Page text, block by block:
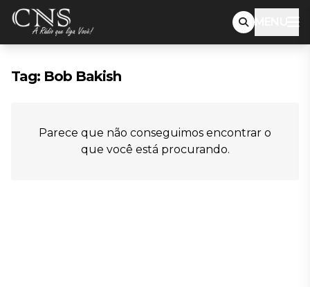
MENU
Tag: Bob Bakish
Parece que não conseguimos encontrar o
que você está procurando.